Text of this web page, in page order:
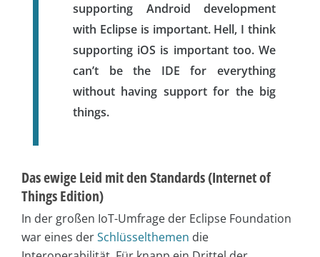
supporting Android development
with Eclipse is important. Hell, I think
supporting iOS is important too. We
can’t be the IDE for everything
without having support for the big
things.
Das ewige Leid mit den Standards (Internet of
Things Edition)
In der großen IoT-Umfrage der Eclipse Foundation
war eines derSchlüsselthemen die